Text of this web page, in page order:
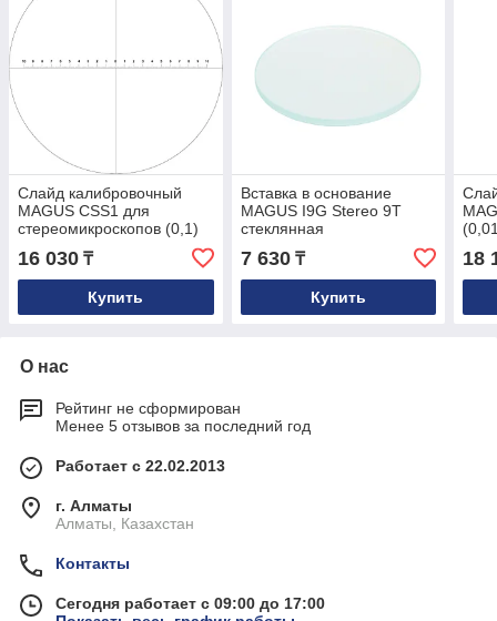
Слайд калибровочный
MAGUS CSS1 для
стереомикроскопов (0,1)
16 030 ₸
Купить
Вставка в основание
MAGUS I9G Stereo 9T
стеклянная
7 630₸
Купить
18
О нас
Рейтинг не сформирован
Менее 5 отзывов за последний год
Работает с 22.02.2013
г. Алматы
Алматы, Казахстан
Контакты
Сегодня работает с 09:00 до 17:00